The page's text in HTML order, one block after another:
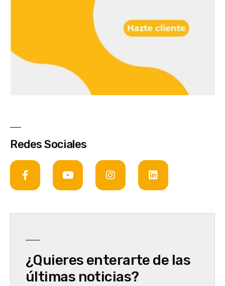
Redes Sociales
¿Quieres enterarte de las
últimas noticias?